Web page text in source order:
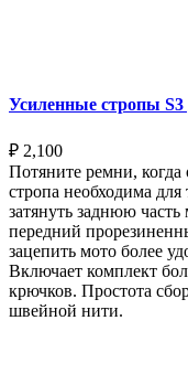
Усиленные стропы
₽ 2,100
Потяните ремни, когда
стропа необходима
затянуть заднюю
передний
зацепить мото более
Включает комплект
крючков. Простота
швейной нити.